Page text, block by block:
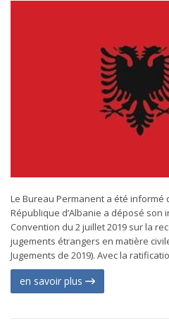
Le Bureau Permanent a été informé
République d’Albanie a déposé
Convention du 2 juillet 2019 sur la
jugements étrangers en matière
Jugements de 2019). Avec la
en savoir plus